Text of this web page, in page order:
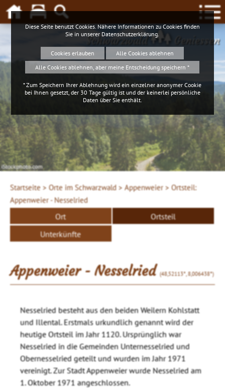
Schwarzwald Geniessen
iStockphoto.com
4ws-netdesign
Startseite > Orte im Schwarzwald > Appenweier >Ortsteil:
Appenweier - Nesselried
Ort
Ortsteil
Unterkünfte
Appenweier - Nesselried(48,52113°, 8,006438°)
Nesselried besteht aus den beiden Weilern Kohlstatt
und Illental. Erstmals urkundlich genannt wird der
heutige Ortsteil im Jahr 1120. Ursprünglich war
Nesselried in die Gemeinden Unternesselried und
Obernesselried geteilt und wurden im Jahr 1971
vereinigt. Zur Stadt Appenweier wurde Nesselried am
1. Oktober 1971 angeschlossen.
Diese Seite benutzt Cookies. Nähere Informationen zu Cookies finden
Sie in unserer Datenschutzerklärung
Cookies erlauben
Alle Cookies ablehnen
Alle Cookies ablehnen, aber meine Entscheidung speichern *
* Zum Speichern Ihrer Ablehnung wird ein einzelner anonymer Cookie
bei Ihnen gesetzt, der 30 Tage gültig ist und der keinerlei persönliche
Daten über Sie enthält.